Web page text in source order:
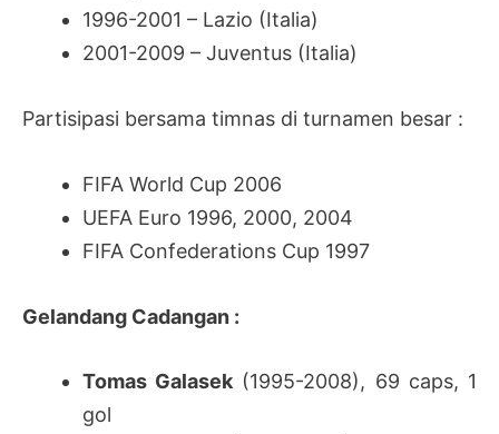
1996-2001 – Lazio (Italia)
2001-2009 – Juventus (Italia)
Partisipasi bersama timnas di turnamen besar :
FIFA World Cup 2006
UEFA Euro 1996, 2000, 2004
FIFA Confederations Cup 1997
Gelandang Cadangan :
Tomas Galasek (1995-2008), 69 caps, 1
gol